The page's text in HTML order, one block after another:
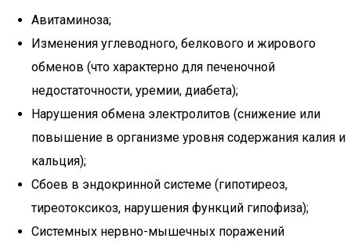
Авитаминоза;
Изменения углеводного, белкового и жирового
обменов (что характерно для печеночной
недостаточности, уремии, диабета);
Нарушения обмена электролитов (снижение или
повышение в организме уровня содержания калия и
кальция);
Сбоев в эндокринной системе (гипотиреоз,
тиреотоксикоз, нарушения функций гипофиза);
Системных нервно-мышечных поражений